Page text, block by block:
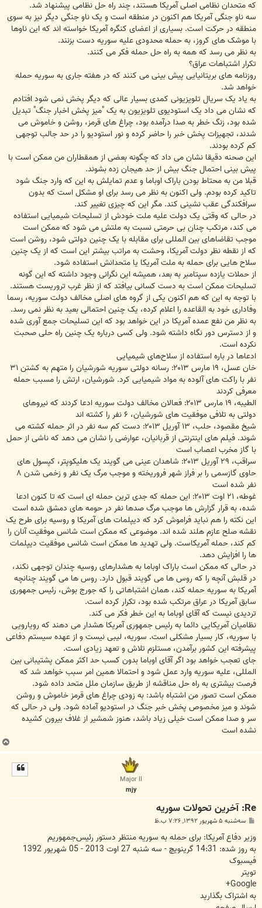
که متحدان نظامی اصلی آمریکا هستند، چند راه حل نظامی پیشنهاد شد.
سه ناو جنگی آمریکا هم اکنون در منطقه است و یک ناو جنگی دیگر نیز به سوی
منطقه در حرکت است. بسیاری از اعضای کنگره آمریکا خواسته اند که این ناوها
با موشک های کروز، به حمله محدودی علیه سوریه دست بزنند.
به نظر می رسد که همه به راه حل حمله فکر می کنند.
تکرار اشتباهات عراق؟
روزنامه های بریتانیایی پیش بینی می کنند که در هفته جاری به سوریه حمله
خواهد شد.
به یاد یک سریال تلویزیونی کمدی بسیار عالی که دیگر پخش نمی شود افتادم
که نشان می داد یک استودیوی تلویزیون به یک "میز پخش اخبار جنگ" تبدیل
شده بود، زنگ خطر به صدا درآمده بود، چراغ های قرمز، روشن و خاموش می
شدند، تجهیزات پخش خبر را حاضر کرده و نور استودیو را در حد جالب توجهی
کم کرده بودند.
این صحنه دقیقا نشان می داد که چگونه بعضی از همقطاران من ممکن است با
پیش بینی احتمال جنگ بیش از حد هیجان زده بشوند.
قبلا من به محتاط بودن باراک اوباما و عدم تمایلش به این که وارد جنگ شود
تاکید کرده بودم. ولی اکنون به نظر می رسد برای او مشکل است که بدون
سرافکندگی عقب نشینی کند. مگر این که چیزی تغییر کند.
در حالی که وقتی یک دولت علیه ملت خودش از تسلیحات شیمیایی استفاده
می کند، مرتکب چنان بی حرمتی نسبت به ملتش می شود که ممکن است
موجب تقاضاهای بین المللی برای مقابله با یک چنین دولتی شود، روشن است
که از نقطه نظر دولت آمریکا، وحشت به مراتب بیشتر این است که از یک چنین
سلاح هایی برای حمله به ملت آمریکا یا متحدانش استفاده شود.
از حملات یازده سپتامبر به بعد، همیشه این نگرانی وجود داشته که این گونه
تسلیحات ممکن است به دست کسانی بیافتد که از نظر غرب تروریست هستند.
با توجه به این که هم اکنون یکی از گروه های اصلی مخالف دولت سوریه، رسما
وفاداری خود به القاعده را اعلام کرده، یک چنین احتمالی بعید به نظر نمی رسد.
به نظر من نفع عمده آمریکا در این خواهد بود که این تسلیحات جمع آوری شده
و از دسترس دور نگاه داشته شود. ولی کسی درباره یک چنین راه حلی صحبت
نکرده است.
ادعاها در باره استفاده از سلاح‌های شیمیایی
خان عسل، ۱۹ مارس ۲۰۱۳: رسانه دولتی سوریه شورشیان را متهم به کشتن ۳۱
نفر با راکت های آلوده به مواد شیمیایی کرد. شورشیان، ارتش را مسبب حمله
معرفی کردند
الطیبه، ۱۹ مارس ۲۰۱۳: فعالان مخالف دولت سوریه ادعا کردند که نیروهای
دولتی به تلافی موفقیت های شورشیان، ۶ نفر را کشته اند
شیخ مقصود، حلب، ۱۳ آوریل ۲۰۱۳: دست کم سه نفر در اثر حمله کشته می
شوند. فیلم های اینترنتی از قربانیان، عوارضی را نشان می دهد که ناشی از حمل
با گاز مخرب اعصاب است
سراقب، ۲۹ آوریل ۲۰۱۳: شاهدان عینی می گویند یک هلیکوپتر، کپسول های
حاوی گازسمی را بر فراز شهر فروریخته و موجب مرگ یک نفر و زخمی شدن ۸
نفر شده است
غوطه، ۲۱ اوت ۲۰۱۳: این حمله که جدی ترین حمله ای است که تا کنون ادعا
شده، به قرار گزارش ها موجب مرگ صدها نفر در حومه های دمشق شده است
این نکته را هم نباید فراموش کرد که دیپلمات های آمریکا و روسیه برای طرح یک
نقشه صلح عازم هلند شده اند. موضوعی که ممکن است شانس موفقیت آنان را
کم کند، حمله آمریکاست. ولی تهدید ها ممکن است شانس موفقیت دیپلمات
ها را افزایش دهد.
در حالی که ممکن است باراک اوباما به هشدارهای روسیه چندان توجهی نکند،
در قلبش آنچه را که روس ها می گویند قبول دارد. روس ها می گویند چنانچه
آمریکا به سوریه حمله کند، همان اشتباهاتی را که جورج بوش، رئیس جمهوری
سابق آمریکا در عراق مرتکب شده بود، تکرار کرده است.
تردیدی نیست که آقای اوباما به این خطر فکر می کند.
نظامیان آمریکایی دائما به رئیس جمهوری آمریکا هشدار می دهند که رویارویی
با سوریه، کار بسیار مشکلی است. سوریه، لیبی نیست و از عهده سیستم دفاعی
پیشرفته این کشور برآمدن، مستلزم تلاش و تعهد زیادی است.
جای تعجب خواهد بود اگر آقای اوباما بدون کسب حد اکثر ممکن پشتیبانی بین
المللی، علیه سوریه وارد عمل شود و احتمالا همین امر سبب خواهد شد که
فرصت بیشتری به راه حل مناقشه از طریق سازمان ملل متحد داده شود.
ممکن است تصور من اشتباه باشد: به زودی چراغ های قرمز خاموش و روشن
شوند و میز مخصوص پخش خبر جنگ در استودیو آماده شود. ولی در حالی که
سر و صدا ممکن است خیلی زیاد باشد، هنوز شمشیر از غلاف بیرون کشیده
نشده است
ب
ا
Major II
mjy
Re: آخرين تحولات سوريه
پ
ت
سه‌شنبه ۵ شهریور ۱۳۹۲, ۷:۲۶ ب.ظ
وزیر دفاع آمریکا: برای حمله به سوریه منتظر دستور رئیس‌جمهوریم
به روز شده: 14:31 گرينويچ - سه شنبه 27 اوت 2013 - 05 شهریور 1392
فیسبوک
تویتر
Google+
به اشتراک بگذارید